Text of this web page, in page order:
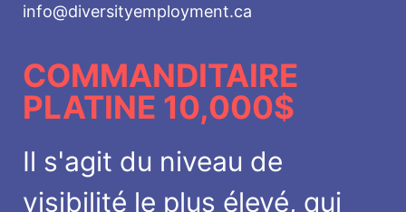
info@diversityemployment.ca
COMMANDITAIRE
PLATINE 10,000$
Il s'agit du niveau de
visibilité le plus élevé, qui